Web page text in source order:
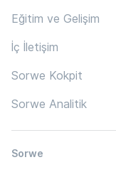
Eğitim ve Gelişim
İç İletişim
Sorwe Kokpit
Sorwe Analitik
Sorwe